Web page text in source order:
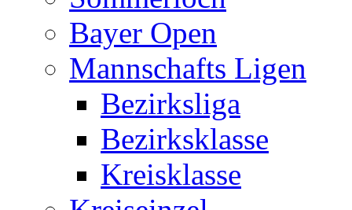
Bayer Open
Mannschafts Ligen
Bezirksliga
Bezirksklasse
Kreisklasse